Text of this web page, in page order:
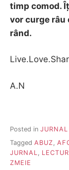
timp comod.
vor curge râu
rând.
A.N
Posted in
Tagged ABUZ
JURNAL
ZMEIE